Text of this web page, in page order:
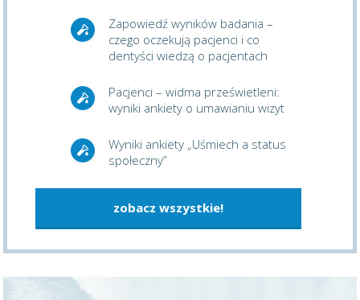
Zapowiedź wyników badania –
czego oczekują pacjenci i co
dentyści wiedzą o pacjentach
Pacjenci – widma prześwietleni:
wyniki ankiety o umawianiu wizyt
Wyniki ankiety „Uśmiech a status
społeczny”
zobacz wszystkie!